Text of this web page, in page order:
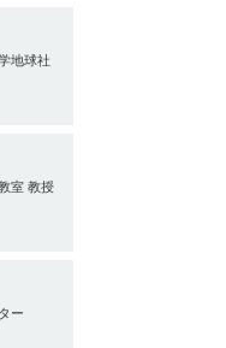
地球社
室 教授
ー